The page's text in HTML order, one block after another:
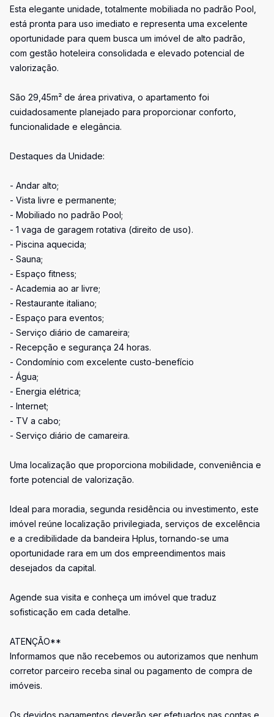
Esta elegante unidade, totalmente mobiliada no padrão Pool,
está pronta para uso imediato e representa uma excelente
oportunidade para quem busca um imóvel de alto padrão,
com gestão hoteleira consolidada e elevado potencial de
valorização.
São 29,45m² de área privativa, o apartamento foi
cuidadosamente planejado para proporcionar conforto,
funcionalidade e elegância.
Destaques da Unidade:
- Andar alto;
- Vista livre e permanente;
- Mobiliado no padrão Pool;
- 1 vaga de garagem rotativa (direito de uso).
- Piscina aquecida;
- Sauna;
- Espaço fitness;
- Academia ao ar livre;
- Restaurante italiano;
- Espaço para eventos;
- Serviço diário de camareira;
- Recepção e segurança 24 horas.
- Condomínio com excelente custo-benefício
- Água;
- Energia elétrica;
- Internet;
- TV a cabo;
- Serviço diário de camareira.
Uma localização que proporciona mobilidade, conveniência e
forte potencial de valorização.
Ideal para moradia, segunda residência ou investimento, este
imóvel reúne localização privilegiada, serviços de excelência
e a credibilidade da bandeira Hplus, tornando-se uma
oportunidade rara em um dos empreendimentos mais
desejados da capital.
Agende sua visita e conheça um imóvel que traduz
sofisticação em cada detalhe.
ATENÇÃO**
Informamos que não recebemos ou autorizamos que nenhum
corretor parceiro receba sinal ou pagamento de compra de
imóveis.
Os devidos pagamentos deverão ser efetuados nas contas e